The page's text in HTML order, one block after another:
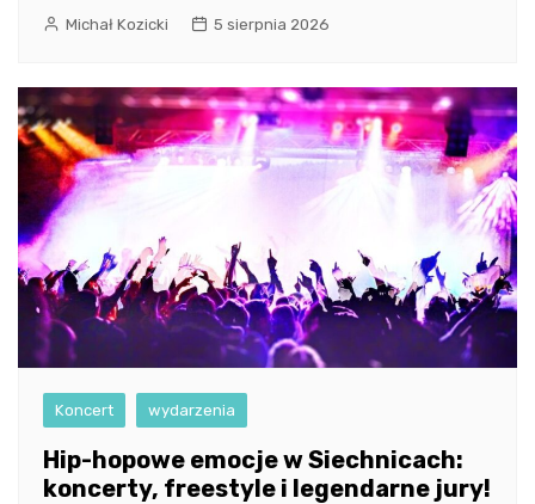
Michał Kozicki 5 sierpnia 2026
Koncert wydarzenia
Hip-hopowe emocje w Siechnicach:
koncerty, freestyle i legendarne jury!